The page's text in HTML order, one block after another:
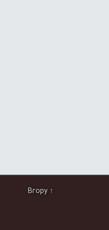
Вгору ↑